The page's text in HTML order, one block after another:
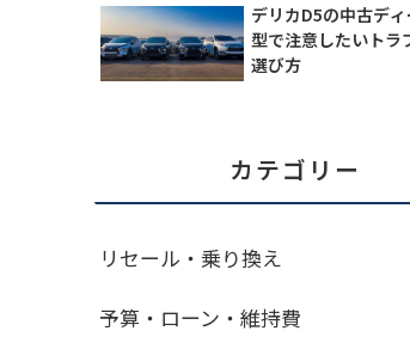
デリカD5の中古デ
型で注意したいトラ
選び方
カテゴリー
リセール・乗り換え
予算・ローン・維持費